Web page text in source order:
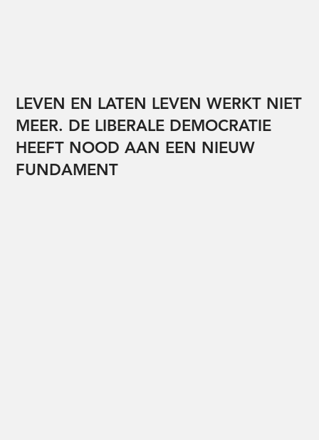
LEVEN EN LATEN LEVEN WERKT NIET
MEER. DE LIBERALE DEMOCRATIE
HEEFT NOOD AAN EEN NIEUW
FUNDAMENT